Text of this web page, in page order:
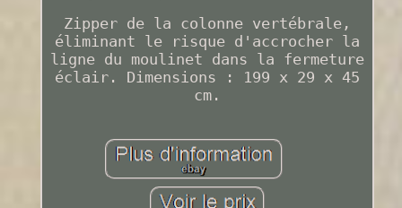
Zipper de la colonne vertébrale,
éliminant le risque d'accrocher la
ligne du moulinet dans la fermeture
éclair. Dimensions : 199 x 29 x 45
cm.